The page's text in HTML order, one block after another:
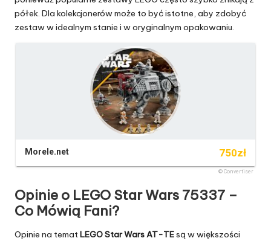
półek. Dla kolekcjonerów może to być istotne, aby zdobyć
zestaw w idealnym stanie i w oryginalnym opakowaniu.
Opinie o LEGO Star Wars 75337 –
Co Mówią Fani?
Opinie na tematLEGO Star Wars AT-TEsą w większości